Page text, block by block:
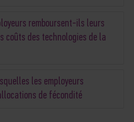
remboursent-ils leurs
coûts des technologies de la
les employeurs
de fécondité